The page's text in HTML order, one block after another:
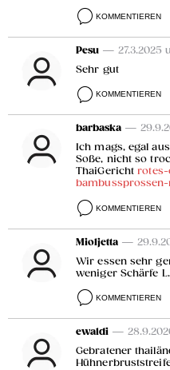
KOMMENTIEREN
Pesu — 27.3.2025
Sehr gut
KOMMENTIEREN
barbaska —
Ich mags, egal
Soße, nicht so
ThaiGericht
KOMMENTIEREN
Mioljetta —
Wir essen sehr
weniger Schärfe
KOMMENTIEREN
ewaldi —
Gebratener